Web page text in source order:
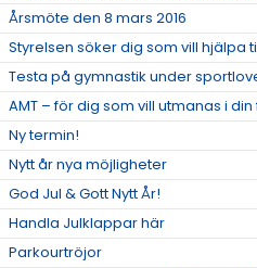
Årsmöte den 8 mars 2016
Styrelsen söker dig som vill hjälpa
Testa på gymnastik under
AMT – för dig som vill utmanas i
Ny termin!
Nytt år nya möjligheter
God Jul & Gott Nytt År!
Handla Julklappar här
Parkourtröjor